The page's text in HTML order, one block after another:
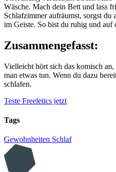
Wäsche. Mach dein Bett und lass
Schlafzimmer aufräumst, sorgst
im Geiste. So bist du ruhig und auf
Zusammengefasst:
Vielleicht hört sich das komisch
man etwas tun. Wenn du dazu
schlafen.
Teste Freeletics jetzt
Tags
Gewohnheiten Schlaf